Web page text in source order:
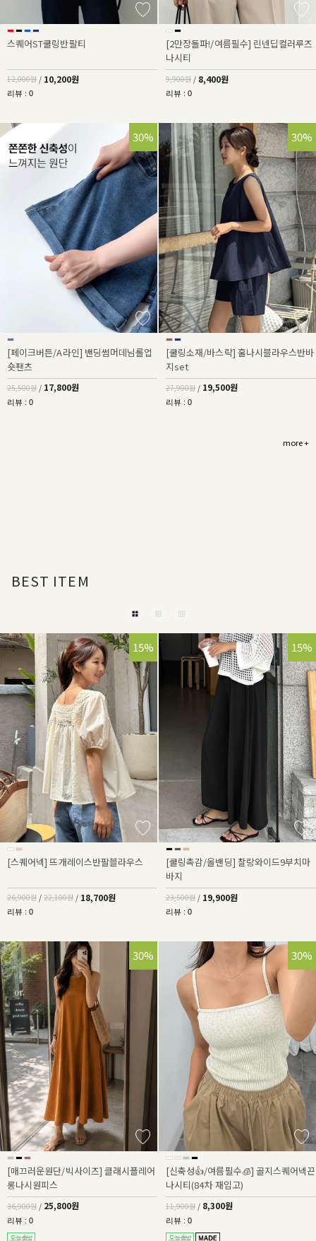
스퀘어ST쿨링반팔티
12,000원 / 10,200원
리뷰 : 0
[2만장돌파!/여름필수] 린넨딥컬러루즈
나시티
9,900원 / 8,400원
리뷰 : 0
30%
[페이크버튼/A라인] 밴딩썸머데님롤업
숏팬츠
25,500원 / 17,800원
리뷰 : 0
30%
[쿨링소재/바스락] 훌나시블라우스반바
지set
27,900원 / 19,500원
리뷰 : 0
more +
BEST ITEM
30%
15%
[스퀘어넥] 뜨개레이스반팔블라우스
26,900원 / 22,100원 / 18,700원
리뷰 : 0
15%
[쿨링촉감/올밴딩] 찰랑와이드9부치마
바지
23,500원 / 19,900원
리뷰 : 0
30%
[매끄러운원단/빅사이즈] 클래시플레어
롱나시원피스
36,900원 / 25,800원
리뷰 : 0
30%
[신축성👍/여름필수🧊] 골지스퀘어넥끈
나시티(84차 재입고)
11,900원 / 8,300원
리뷰 : 0